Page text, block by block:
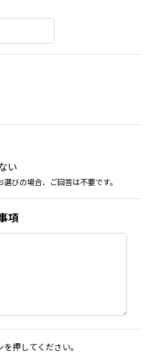
い
びの場合、ご回答は不要です。
項
押してください。